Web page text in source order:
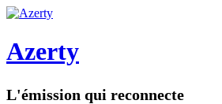
Azerty
L'émission qui reconnecte